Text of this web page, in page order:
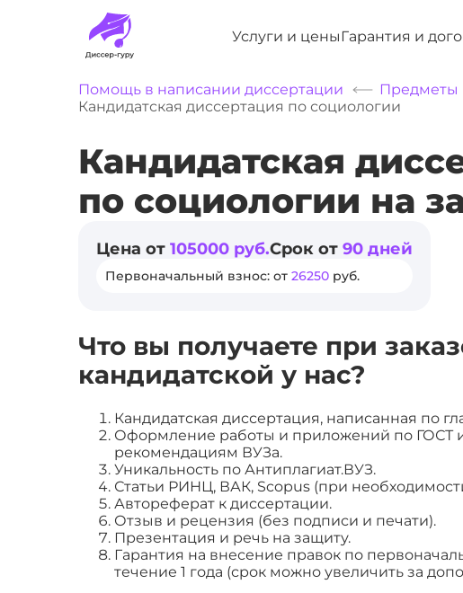
Услуги и цены Гарантия и
Помощь в написании диссертации Предметы
Кандидатская диссертация по социологии
Кандидатская
по социологии на
Цена от 105000 руб.Срок от 90 дней
Первоначальный взнос: от 26250 руб.
Что вы получаете при
кандидатской у нас?
Кандидатская диссертация, написанная по
Оформление работы и приложений по ГОСТ
рекомендациям ВУЗа.
Уникальность по Антиплагиат.ВУЗ.
Статьи РИНЦ, ВАК, Scopus (при
Автореферат к диссертации.
Отзыв и рецензия (без подписи и печати).
Презентация и речь на защиту.
Гарантия на внесение правок по
течение 1 года (срок можно увеличить за